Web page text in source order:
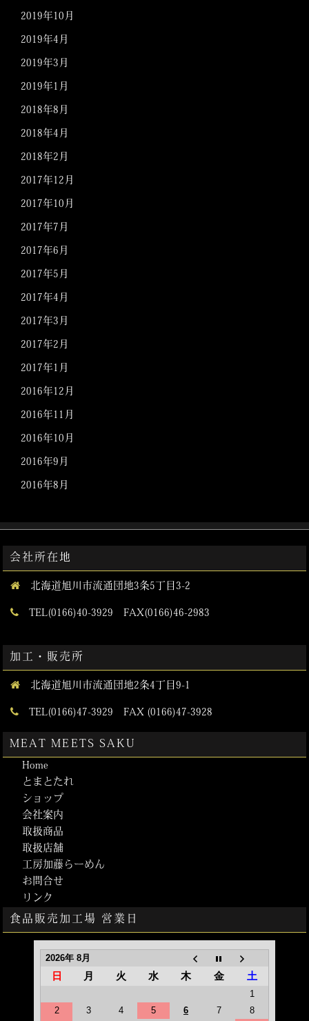
2019年10月
2019年4月
2019年3月
2019年1月
2018年8月
2018年4月
2018年2月
2017年12月
2017年10月
2017年7月
2017年6月
2017年5月
2017年4月
2017年3月
2017年2月
2017年1月
2016年12月
2016年11月
2016年10月
2016年9月
2016年8月
会社所在地
北海道旭川市流通団地3条5丁目3-2
TEL(0166)40-3929 FAX(0166)46-2983
加工・販売所
北海道旭川市流通団地2条4丁目9-1
TEL(0166)47-3929 FAX (0166)47-3928
MEAT MEETS SAKU
Home
とまとたれ
ショップ
会社案内
取扱商品
取扱店舗
工房加藤らーめん
お問合せ
リンク
食品販売加工場 営業日
2026年 8月
日 月 火 水 木 金 土
1
2
3 4 5 6 7 8